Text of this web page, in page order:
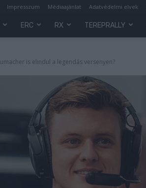
Impresszum Médiaajánlat Adatvédelmi elvek
ERC RX TEREPRALLY
is elindul a legendás versenyen?